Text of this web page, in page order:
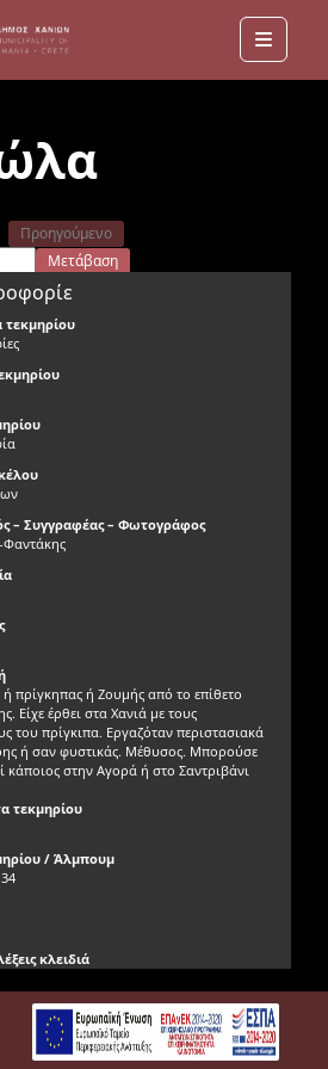
Menu
Προηγούμενο
Μετάβαση
Τελευταίο
τεκμηρίου
– Συγγραφέας – Φωτογράφος
Φαντάκης
πρίγκηπας ή Ζουμής από το επίθετο
Είχε έρθει στα Χανιά με τους
του πρίγκιπα. Εργαζόταν περιστασιακά
ή σαν φυστικάς. Μέθυσος. Μπορούσε
κάποιος στην Αγορά ή στο Σαντριβάνι
τεκμηρίου
/ Άλμπουμ
κλειδιά
σε pdf